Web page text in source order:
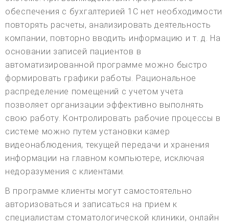
обеспечения с бухгалтерией 1С нет необходимости
повторять расчеты, анализировать деятельность
компании, повторно вводить информацию и т. д. На
основании записей пациентов в
автоматизированной программе можно быстро
формировать графики работы. Рациональное
распределение помещений с учетом учета
позволяет организации эффективно выполнять
свою работу. Контролировать рабочие процессы в
системе можно путем установки камер
видеонаблюдения, текущей передачи и хранения
информации на главном компьютере, исключая
недоразумения с клиентами.
В программе клиенты могут самостоятельно
авторизоваться и записаться на прием к
специалистам стоматологической клиники, онлайн